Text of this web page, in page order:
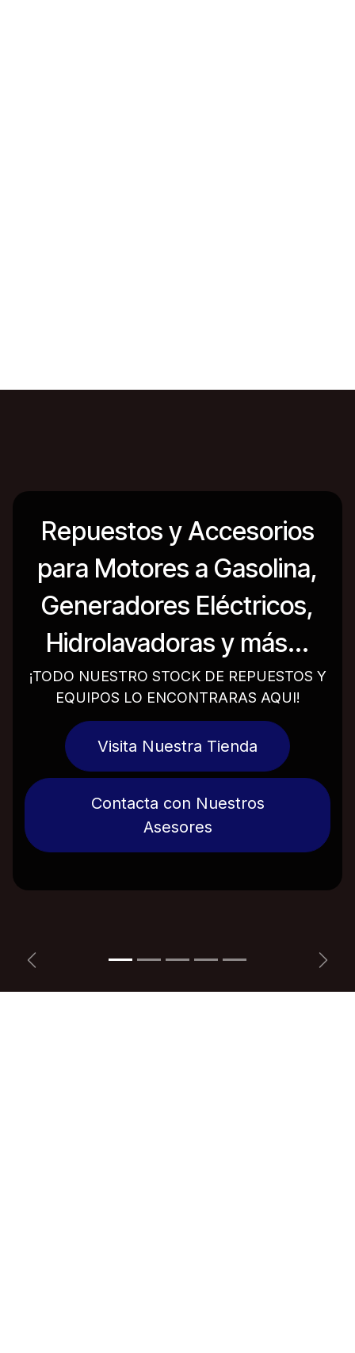
Repuestos y Accesorios
para Motores a Gasolina,
Generadores Eléctricos,
Hidrolavadoras y más...
¡TODO NUESTRO STOCK DE REPUESTOS Y
EQUIPOS LO ENCONTRARAS AQUI!
Visita Nuestra Tienda
Contacta con Nuestros
Asesores
Anterior